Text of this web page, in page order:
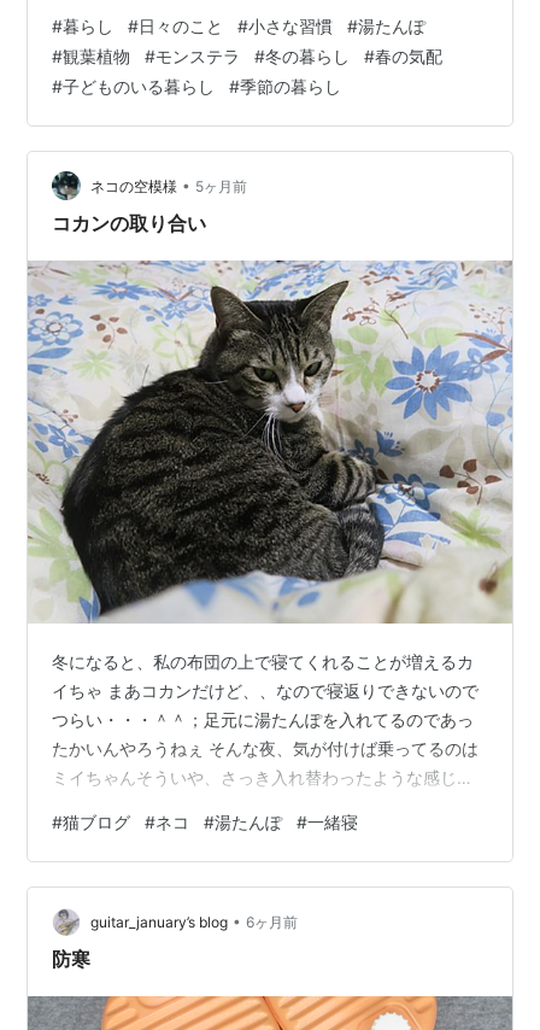
我が家はお湯を入れるタイプの湯たんぽを導入していま
す。 お湯さえ入れればいつでも使えるし、 ちょっと抱え
てみたりすると「ちゃぽん」とお湯が揺れる感じも耳に
心地良いのです。 寝る前に人数分お湯を入れて抱えて持
っていき、布団の中に入れます。 ありがたいことに、幼
児と言われるくらいに…
#暮らし #日々のこと #小さな習慣 #湯たんぽ
#観葉植物 #モンステラ #冬の暮らし #春の気配
#子どものいる暮らし #季節の暮らし
ネコの空模様 • 5ヶ月前
コカンの取り合い
冬になると、私の布団の上で寝てくれることが増えるカ
イちゃ まあコカンだけど、、なので寝返りできないので
つらい・・・＾＾；足元に湯たんぽを入れてるのであっ
たかいんやろうねぇ そんな夜、気が付けば乗ってるのは
ミイちゃんそういや、さっき入れ替わったような感じが
夜はそこで寝てたんか？まあ、そこも電気マットがある
から大丈夫よね 別夜、布団を敷いて髪の毛を乾かして戻
ってくると早々、布団の上にカイちゃ（いつもは私が寝
てから乗ってくる） 先に乗られると布団に入りにくいん
やけど・・・ミイちゃんに取られる前に確保したんか
#猫ブログ #ネコ #湯たんぽ #一緒寝
guitar_january’s blog • 6ヶ月前
防寒